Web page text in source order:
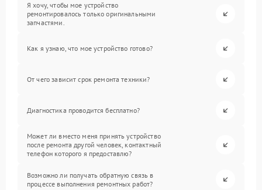
Я хочу, чтобы мое устройство
ремонтировалось только оригинальными
запчастями.
Как я узнаю, что мое устройство готово?
От чего зависит срок ремонта техники?
Диагностика проводится бесплатно?
Может ли вместо меня принять устройство
после ремонта другой человек, контактный
телефон которого я предоставлю?
Возможно ли получать обратную связь в
процессе выполнения ремонтных работ?